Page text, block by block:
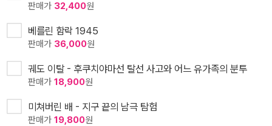
판매가 32,400원
베를린 함락 1945
판매가 36,000원
궤도 이탈 - 후쿠치야마선 탈선 사고와 어느 유가족의 분투
판매가 18,900원
미쳐버린 배 - 지구 끝의 남극 탐험
판매가 19,800원